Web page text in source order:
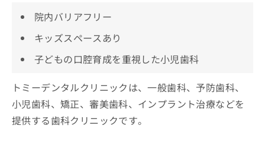
院内バリアフリー
キッズスペースあり
子どもの口腔育成を重視した小児歯科
トミーデンタルクリニックは、一般歯科、予防歯科、
小児歯科、矯正、審美歯科、インプラント治療などを
提供する歯科クリニックです。